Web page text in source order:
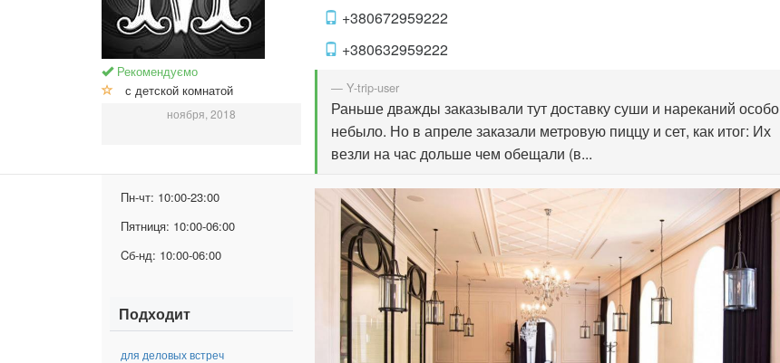
Рекомендуємо
с детской комнатой
ноября, 2018
+380672959222
+380632959222
— Y-trip-user
Раньше дважды заказывали тут доставку суши и нареканий особо
небыло. Но в апреле заказали метровую пиццу и сет, как итог: Их
везли на час дольше чем обещали (в...
Пн-чт: 10:00-23:00
Пятниця: 10:00-06:00
Cб-нд: 10:00-06:00
Подходит
для деловых встреч